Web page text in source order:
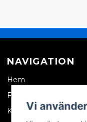
NAVIGATION
Hem
Företagskund
Kontakta oss
Vi